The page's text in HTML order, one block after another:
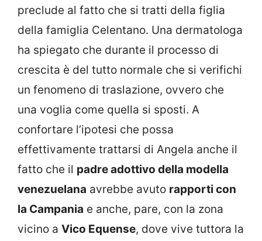
preclude al fatto che si tratti della figlia
della famiglia Celentano. Una dermatologa
ha spiegato che durante il processo di
crescita è del tutto normale che si verifichi
un fenomeno di traslazione, ovvero che
una voglia come quella si sposti. A
confortare l’ipotesi che possa
effettivamente trattarsi di Angela anche il
fatto che il padre adottivo della modella
venezuelana avrebbe avuto rapporti con
la Campania e anche, pare, con la zona
vicino a Vico Equense, dove vive tuttora la